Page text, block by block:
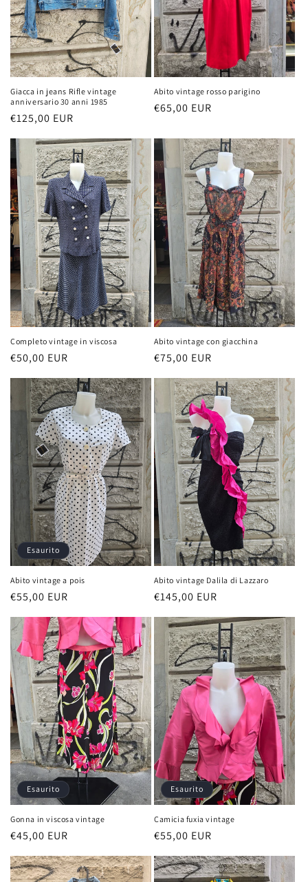
Giacca in jeans Rifle vintage
anniversario 30 anni 1985
Prezzo
di
listino
€125,00 EUR
Abito vintage rosso parigino
Prezzo
listino
€65,00 EUR
Completo vintage in viscosa
Prezzo
listino
€50,00 EUR
Abito vintage con giacchina
Prezzo
listino
€75,00 EUR
Esaurito
Abito vintage a pois
Prezzo
listino
€55,00 EUR
Abito vintage Dalila di Lazzaro
Prezzo
listino
€145,00 EUR
Esaurito
Gonna in viscosa vintage
Prezzo
di
listino
€45,00 EUR
Esaurito
Camicia fuxia vintage
Prezzo
di
listino
€55,00 EUR